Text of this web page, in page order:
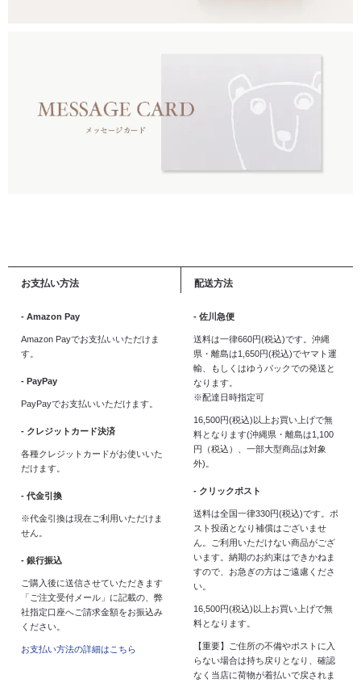
お支払い方法
- Amazon Pay
Amazon Payでお支払いいただけま
す。
- PayPay
PayPayでお支払いいただけます。
- クレジットカード決済
各種クレジットカードがお使いいた
だけます。
- 代金引換
※代金引換は現在ご利用いただけま
せん。
- 銀行振込
ご購入後に送信させていただきます
「ご注文受付メール」に記載の、弊
社指定口座へご請求金額をお振込み
ください。
お支払い方法の詳細はこちら
配送方法
- 佐川急便
送料は一律660円(税込)です。沖縄
県・離島は1,650円(税込)でヤマト運
輸、もしくはゆうパックでの発送と
なります。
※配達日時指定可
16,500円(税込)以上お買い上げで無
料となります(沖縄県・離島は1,100
円（税込）、一部大型商品は対象
外)。
- クリックポスト
送料は全国一律330円(税込)です。ポ
スト投函となり補償はございませ
ん。ご利用いただけない商品がござ
います。納期のお約束はできかねま
すので、お急ぎの方はご遠慮くださ
い。
16,500円(税込)以上お買い上げで無
料となります。
【重要】ご住所の不備やポストに入
らない場合は持ち戻りとなり、確認
なく当店に荷物が着払いで戻されま